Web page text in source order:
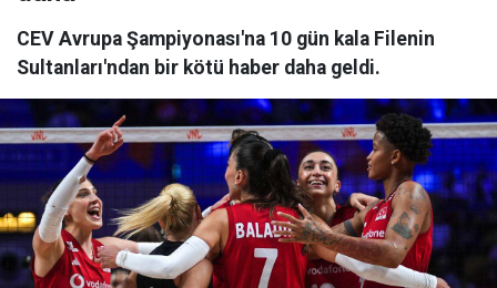
CEV Avrupa Şampiyonası'na 10 gün kala Filenin
Sultanları'ndan bir kötü haber daha geldi.